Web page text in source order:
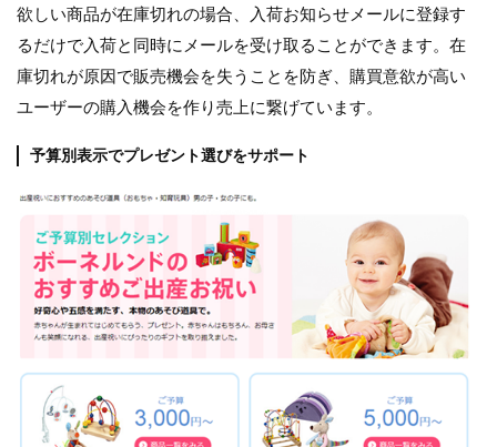
欲しい商品が在庫切れの場合、入荷お知らせメールに登録す
るだけで入荷と同時にメールを受け取ることができます。在
庫切れが原因で販売機会を失うことを防ぎ、購買意欲が高い
ユーザーの購入機会を作り売上に繋げています。
予算別表示でプレゼント選びをサポート